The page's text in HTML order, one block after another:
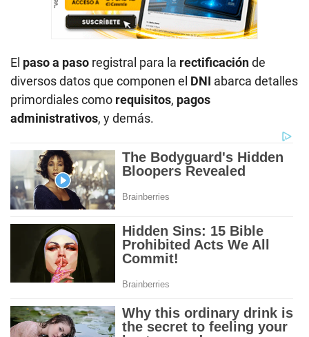
El paso a paso registral para la rectificaciónde
diversos datos que componen el DNI abarca detalles
primordiales como requisitos, pagos
administrativos, y demás.